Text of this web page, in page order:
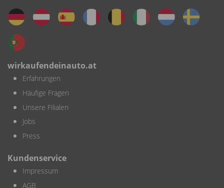
wirkaufendeinauto.at
Erfahrungen
Häufige Fragen
Unsere Filialen
Jobs
Press
Kundenservice
Impressum
AGB